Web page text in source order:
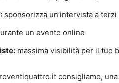
sponsorizza un’intervista a terzi
un evento online
massima visibilità per il tuo
consigliamo,